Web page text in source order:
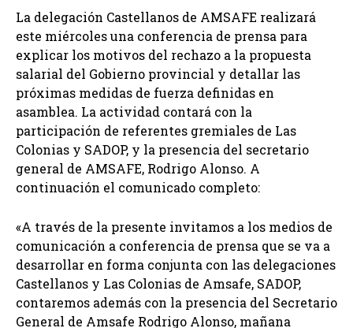
La delegación Castellanos de AMSAFE realizará
este miércoles una conferencia de prensa para
explicar los motivos del rechazo a la propuesta
salarial del Gobierno provincial y detallar las
próximas medidas de fuerza definidas en
asamblea. La actividad contará con la
participación de referentes gremiales de Las
Colonias y SADOP, y la presencia del secretario
general de AMSAFE, Rodrigo Alonso. A
continuación el comunicado completo:
«A través de la presente invitamos a los medios de
comunicación a conferencia de prensa que se va a
desarrollar en forma conjunta con las delegaciones
Castellanos y Las Colonias de Amsafe, SADOP,
contaremos además con la presencia del Secretario
General de Amsafe Rodrigo Alonso, mañana